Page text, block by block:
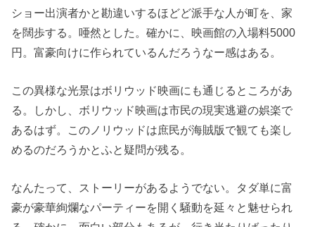
ショー出演者かと勘違いするほどど派手な人が町を、家
を闊歩する。唖然とした。確かに、映画館の入場料5000
円。富豪向けに作られているんだろうなー感はある。
この異様な光景はボリウッド映画にも通じるところがあ
る。しかし、ボリウッド映画は市民の現実逃避の娯楽で
あるはず。このノリウッドは庶民が海賊版で観ても楽し
めるのだろうかとふと疑問が残る。
なんたって、ストーリーがあるようでない。タダ単に富
豪が豪華絢爛なパーティーを開く騒動を延々と魅せられ